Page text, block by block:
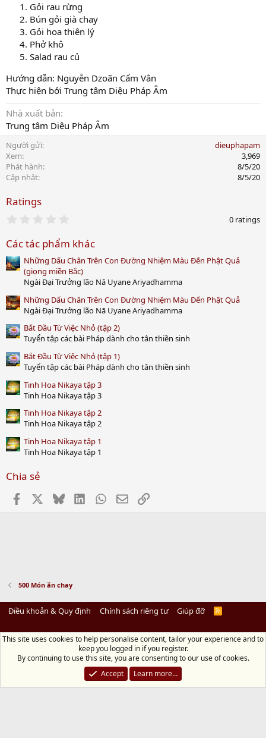
Gỏi rau rừng
Bún gỏi già chay
Gỏi hoa thiên lý
Phở khô
Salad rau củ
Hướng dẫn: Nguyễn Dzoãn Cẩm Vân
Thực hiện bởi Trung tâm Diệu Pháp Âm
Nhà xuất bản
Trung tâm Diệu Pháp Âm
Người gửi
dieuphapam
Xem
3,969
Phát hành
8/5/20
Cập nhật
8/5/20
Ratings
0
t
a
r
(
s
)
0 ratings
Các tác phẩm khác
Những Dấu Chân Trên Con Đường Nhiệm Màu Đến Phật Quả
(giọng miền Bắc)
Ngài Đại Trưởng lão Nā Uyane Ariyadhamma
Những Dấu Chân Trên Con Đường Nhiệm Màu Đến Phật Quả
Ngài Đại Trưởng lão Nā Uyane Ariyadhamma
Bắt Đầu Từ Việc Nhỏ (tập 2)
Tuyển tập các bài Pháp dành cho tân thiền sinh
Bắt Đầu Từ Việc Nhỏ (tập 1)
Tuyển tập các bài Pháp dành cho tân thiền sinh
Tinh Hoa Nikaya tập 3
Tinh Hoa Nikaya tập 3
Tinh Hoa Nikaya tập 2
Tinh Hoa Nikaya tập 2
Tinh Hoa Nikaya tập 1
Tinh Hoa Nikaya tập 1
Chia sẻ
Facebook BlueskyLinkedInWhatsApp
EmailLink
500 Món ăn chay
Điều khoản & Quy định Chính sách riêng tư Giúp đỡ
R
Diệu Pháp Âm
Chùa Diệu Pháp - Số 72/14 Phú Mỹ, Phú Hòa Đông, Củ Chi, TP.HCM
đồ)
Điện thoại: 028.36208438 | Email:bientap@dieuphapam.net
Chủ Nhiệm: Thích Minh Thiền
This site uses cookies to help personalise content, tailor your experience and to
keep you logged in if you register.
By continuing to use this site, you are consenting to our use of cookies.
Accept
Learn more…